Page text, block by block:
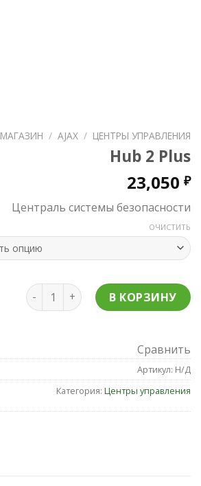
МАГАЗИН / AJAX / ЦЕНТРЫ УПРАВЛЕНИЯ
Hub 2 Plus
23,050 ₽
Централь системы безопасности
ОЧИСТИТЬ
Количество Hub 2 PlusВ КОРЗИНУ
Сравнить
Артикул: Н/Д
Категория: Центры управления